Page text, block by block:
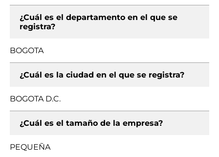
¿Cuál es el departamento en el que se
registra?
BOGOTA
¿Cuál es la ciudad en el que se registra?
BOGOTA D.C.
¿Cuál es el tamaño de la empresa?
PEQUEÑA